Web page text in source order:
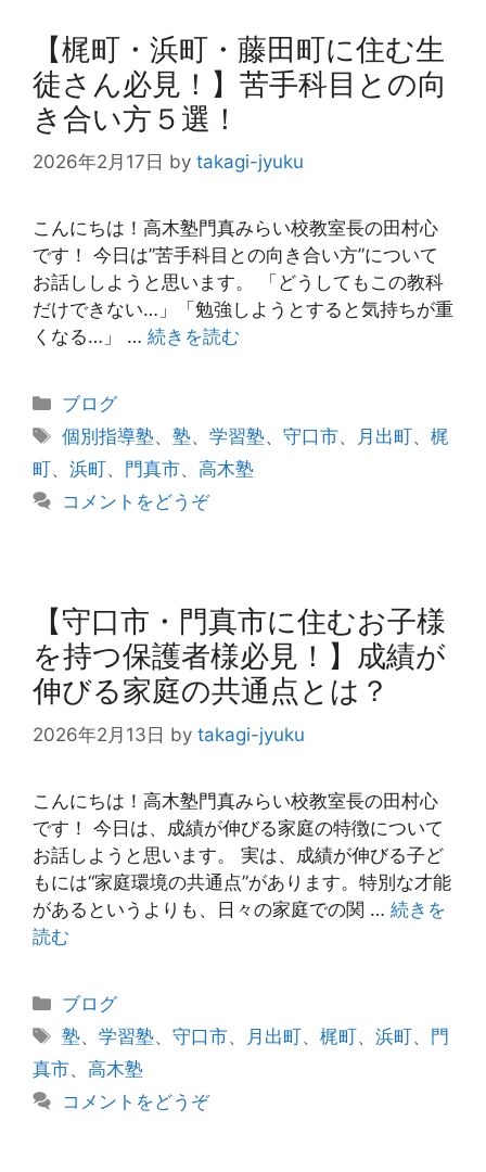
【梶町・浜町・藤田町に住む生
徒さん必見！】苦手科目との向
き合い方５選！
2026年2月17日 by takagi-jyuku
こんにちは！高木塾門真みらい校教室長の田村心
です！ 今日は”苦手科目との向き合い方”について
お話ししようと思います。 「どうしてもこの教科
だけできない…」「勉強しようとすると気持ちが重
くなる…」 … 続きを読む
カ
テ
リ
ー
ブログ
タ
グ
個別指導塾、塾、学習塾、守口市、 月出町、梶
町、 浜町、 門真市、 高木塾
コメントをどうぞ
【守口市・門真市に住むお子様
を持つ保護者様必見！】成績が
伸びる家庭の共通点とは？
2026年2月13日 by takagi-jyuku
こんにちは！高木塾門真みらい校教室長の田村心
です！ 今日は、成績が伸びる家庭の特徴について
お話しようと思います。 実は、成績が伸びる子ど
もには“家庭環境の共通点”があります。特別な才能
があるというよりも、日々の家庭での関 … 続きを
読む
カ
テ
リ
ー
ブログ
タ
グ
塾、学習塾、守口市、 月出町、梶町、浜町、 門
真市、 高木塾
コメントをどうぞ